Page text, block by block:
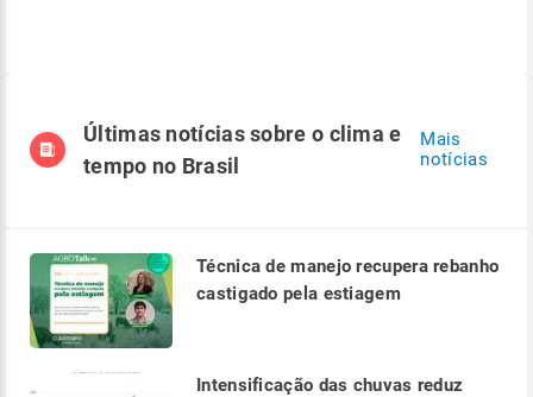
Últimas notícias sobre o clima e
tempo no Brasil
Mais
notícias
Técnica de manejo recupera rebanho
castigado pela estiagem
Intensificação das chuvas reduz